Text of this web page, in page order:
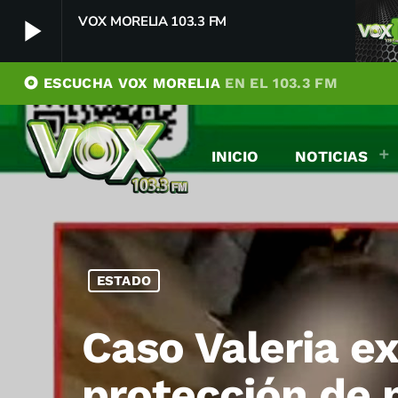
play_arrow VOX MORELIA 103.3 FM
play_arrow VOX MORELIA 103.3 FM
Player Debug
pushFeed = INITIALIZE1786130604257
album ESCUCHA VOX MORELIA EN EL 103.3 FM
INICIO NOTICIAS
ESTADO
Caso Valeria